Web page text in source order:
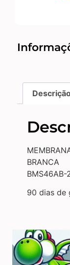
BRANCA
BMS46AB-
90 dias de